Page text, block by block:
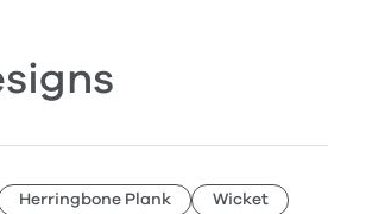
Herringbone Plank Wicket